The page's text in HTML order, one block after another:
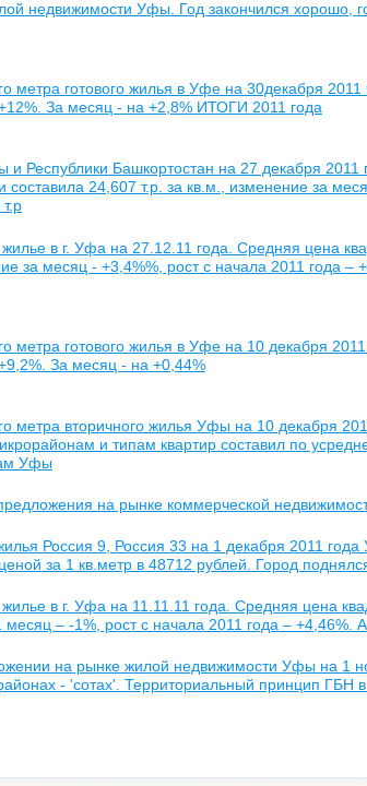
недвижимости Уфы. Год закончился хорошо,
метра готового жилья в Уфе на 30декабря
За месяц - на +2,8% ИТОГИ 2011 года
Республики Башкортостан на 27 декабря 2011
составила 24,607 т.р. за кв.м., изменение за
в г. Уфа на 27.12.11 года. Средняя цена
за месяц - +3,4%%, рост с начала 2011 года –
метра готового жилья в Уфе на 10 декабря
За месяц - на +0,44%
метра вторичного жилья Уфы на 10 декабря
и типам квартир составил по
Уфы
на рынке коммерческой
Россия 9, Россия 33 на 1 декабря 2011
за 1 кв.метр в 48712 рублей. Город
в г. Уфа на 11.11.11 года. Средняя цена
месяц – -1%, рост с начала 2011 года – +4,46%.
на рынке жилой недвижимости Уфы на 1
- 'сотах'. Территориальный принцип ГБН в